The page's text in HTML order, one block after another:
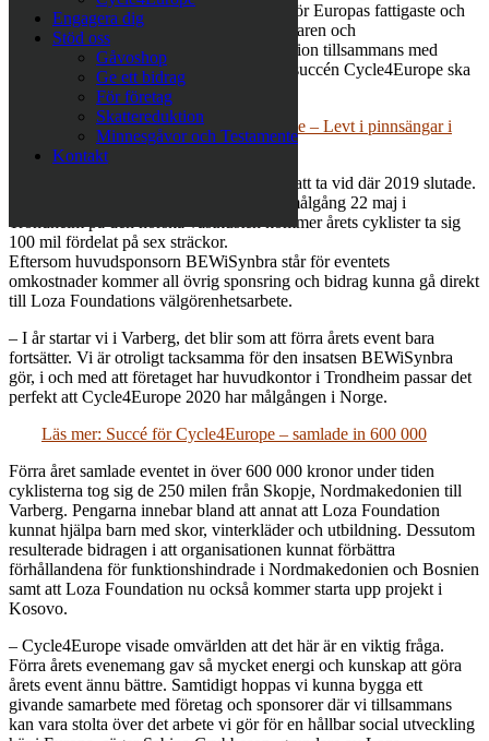
Engagera dig
Stöd oss
Gåvoshop
Ge ett bidrag
För företag
Skattereduktion
Minnesgåvor och Testamente
Kontakt
att ha tagit sig genom Europa till förmån för Europas fattigaste och
mest utsatta människor. Nu har initiativtagaren och
välgörenhetsorganisationen Loza Foundation tillsammans med
huvudsponsorn BEWiSynbra beslutat att succén Cycle4Europe ska
göras igen i maj 2020.
Läs mer: Här göms funktionsvarierade – Levt i pinnsängar i
årtioenden
Årets upplaga av Cycle4Europe kommer att ta vid där 2019 slutade.
Med start i Varberg, Sverige 17 maj och målgång 22 maj i
Trondheim på den norska västkusten kommer årets cyklister ta sig
100 mil fördelat på sex sträckor.
Eftersom huvudsponsorn BEWiSynbra står för eventets
omkostnader kommer all övrig sponsring och bidrag kunna gå direkt
till Loza Foundations välgörenhetsarbete.
– I år startar vi i Varberg, det blir som att förra årets event bara
fortsätter. Vi är otroligt tacksamma för den insatsen BEWiSynbra
gör, i och med att företaget har huvudkontor i Trondheim passar det
perfekt att Cycle4Europe 2020 har målgången i Norge.
Läs mer: Succé för Cycle4Europe – samlade in 600 000
Förra året samlade eventet in över 600 000 kronor under tiden
cyklisterna tog sig de 250 milen från Skopje, Nordmakedonien till
Varberg. Pengarna innebar bland att annat att Loza Foundation
kunnat hjälpa barn med skor, vinterkläder och utbildning. Dessutom
resulterade bidragen i att organisationen kunnat förbättra
förhållandena för funktionshindrade i Nordmakedonien och Bosnien
samt att Loza Foundation nu också kommer starta upp projekt i
Kosovo.
– Cycle4Europe visade omvärlden att det här är en viktig fråga.
Förra årets evenemang gav så mycket energi och kunskap att göra
årets event ännu bättre. Samtidigt hoppas vi kunna bygga ett
givande samarbete med företag och sponsorer där vi tillsammans
kan vara stolta över det arbete vi gör för en hållbar social utveckling